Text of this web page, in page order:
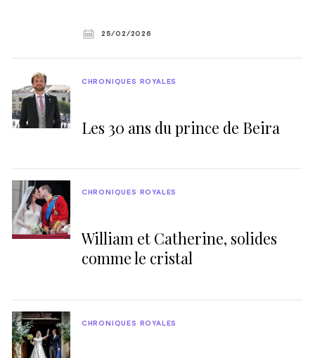
25/02/2026
Les 30 ans du prince de Beira
CHRONIQUES ROYALES
William et Catherine, solides
comme le cristal
CHRONIQUES ROYALES
CHRONIQUES ROYALES